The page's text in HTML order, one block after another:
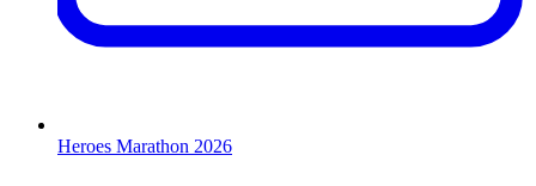
Heroes Marathon 2026